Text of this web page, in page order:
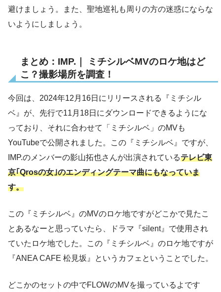
避けましょう。また、聖地巡礼も周りの方の迷惑にならな
いようにしましょう。
まとめ：IMP.｜ ミチシルベMVのロケ地はど
こ？撮影場所を調査！
今回は、2024年12月16日にリリースされる『ミチシル
ベ』が、先行で11月18日にダウンロードできるようにな
っており、それに合わせて「ミチシルベ」のMVも
YouTubeで公開されました。この『ミチシルベ』ですが、
IMP.のメンバーの影山拓也さんが出演されているテレビ東
京｢Qrosの女｣のエンディングテーマ曲にもなっていま
す。
この『ミチシルベ』のMVのロケ地ですがどこかで見たこ
とあるなーと思っていたら、ドラマ『silent』で使用され
ていたロケ地でした。この『ミチシルベ』のロケ地ですが
『ANEA CAFE 松見坂』というカフェということでした。
どこかのセットの中でFLOWのMVを撮っているよです